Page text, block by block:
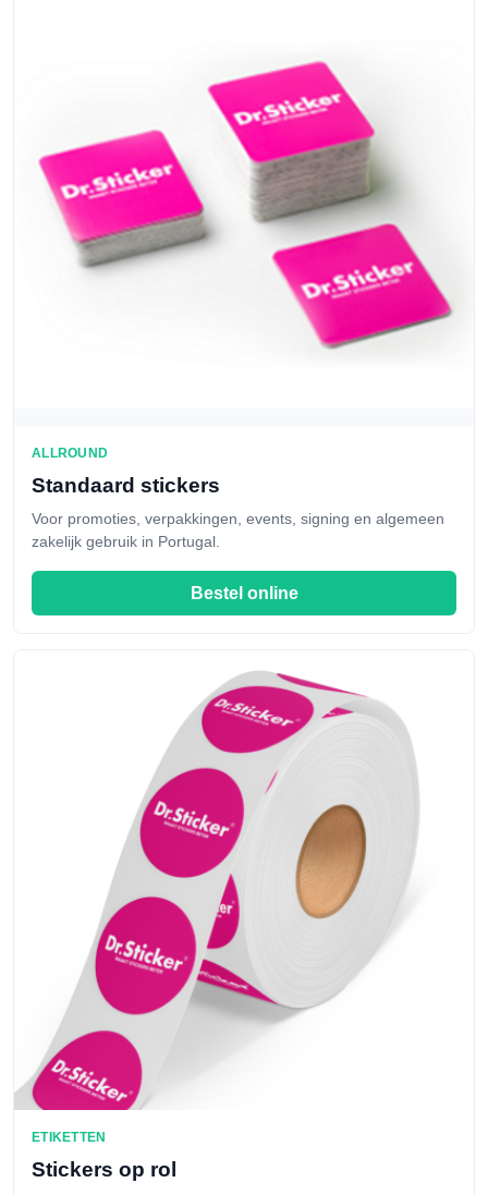
ALLROUND
Standaard stickers
Voor promoties, verpakkingen, events, signing en algemeen
zakelijk gebruik in Portugal.
Bestel online
ETIKETTEN
Stickers op rol